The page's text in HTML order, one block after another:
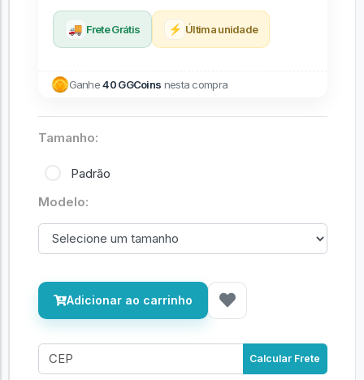
🚚 Frete Grátis ⚡ Última unidade
Ganhe40 GGCoins nesta compra
Tamanho:
Padrão
Modelo:
Adicionar ao carrinho
Calcular Frete